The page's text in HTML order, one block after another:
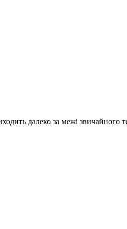
далеко за межі звичайного